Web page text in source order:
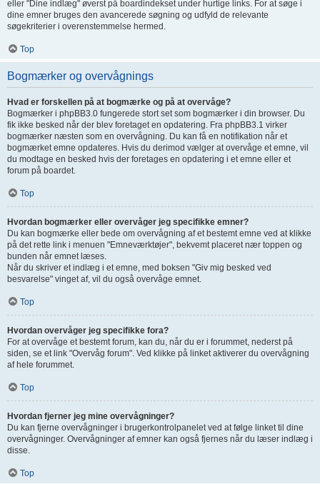
eller "Dine indlæg" øverst på boardindekset under hurtige links. For at søge i
dine emner bruges den avancerede søgning og udfyld de relevante
søgekriterier i overenstemmelse hermed.
Top
Bogmærker og overvågnings
Hvad er forskellen på at bogmærke og på at overvåge?
Bogmærker i phpBB3.0 fungerede stort set som bogmærker i din browser. Du
fik ikke besked når der blev foretaget en opdatering. Fra phpBB3.1 virker
bogmærker næsten som en overvågning. Du kan få en notifikation når et
bogmærket emne opdateres. Hvis du derimod vælger at overvåge et emne, vil
du modtage en besked hvis der foretages en opdatering i et emne eller et
forum på boardet.
Top
Hvordan bogmærker eller overvåger jeg specifikke emner?
Du kan bogmærke eller bede om overvågning af et bestemt emne ved at klikke
på det rette link i menuen "Emneværktøjer", bekvemt placeret nær toppen og
bunden når emnet læses.
Når du skriver et indlæg i et emne, med boksen "Giv mig besked ved
besvarelse" vinget af, vil du også overvåge emnet.
Top
Hvordan overvåger jeg specifikke fora?
For at overvåge et bestemt forum, kan du, når du er i forummet, nederst på
siden, se et link "Overvåg forum". Ved klikke på linket aktiverer du overvågning
af hele forummet.
Top
Hvordan fjerner jeg mine overvågninger?
Du kan fjerne overvågninger i brugerkontrolpanelet ved at følge linket til dine
overvågninger. Overvågninger af emner kan også fjernes når du læser indlæg i
disse.
Top